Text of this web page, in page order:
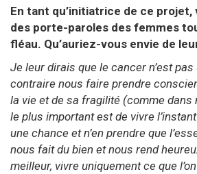
En tant qu’initiatrice de ce projet,
des porte-paroles des femmes
fléau. Qu’auriez-vous envie de
Je leur dirais que le cancer n’est
contraire nous faire prendre
la vie et de sa fragilité (comme dans
le plus important est de vivre
une chance et n’en prendre que
nous fait du bien et nous rend
meilleur, vivre uniquement ce que